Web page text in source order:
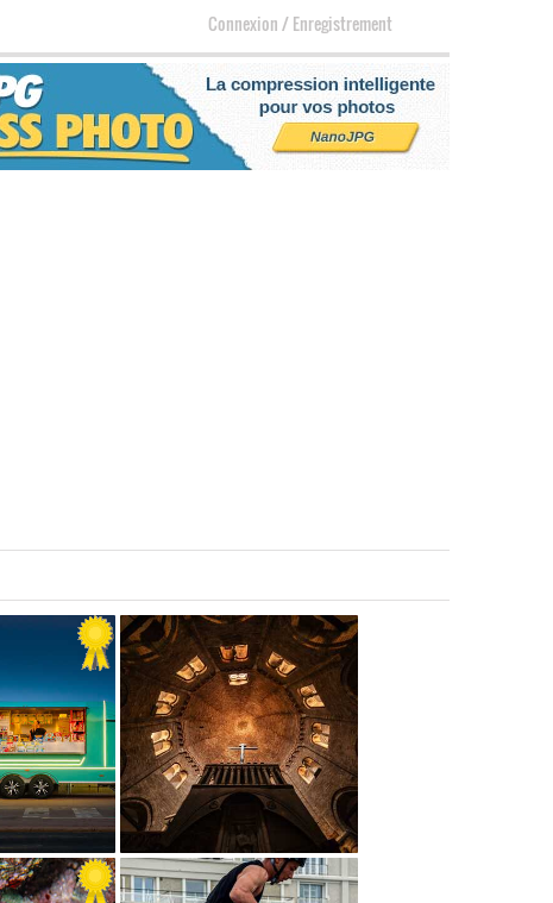
Connexion/Enregistrement